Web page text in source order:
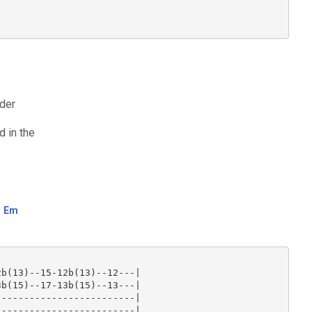
in the
Em
15-12b(13)--12---|
17-13b(15)--13---|
|
|